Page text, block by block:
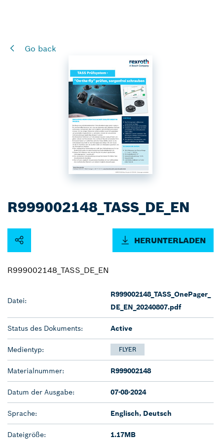
Go back
R999002148_TASS_DE_EN
HERUNTERLADEN
R999002148_TASS_DE_EN
Datei:
R999002148_TASS_OnePager_
DE_EN_20240807.pdf
Status des Dokuments: Active
Medientyp: FLYER
Materialnummer: R999002148
Datum der Ausgabe: 07-08-2024
Sprache: Englisch, Deutsch
Dateigröße: 1.17MB